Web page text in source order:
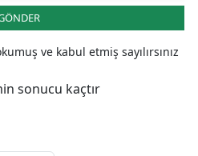
ve kabul etmiş sayılırsınız
sonucu kaçtır